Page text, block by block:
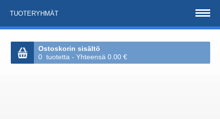
TUOTERYHMÄT
Ostoskorin sisältö
0 tuotetta - Yhteensä 0.00 €